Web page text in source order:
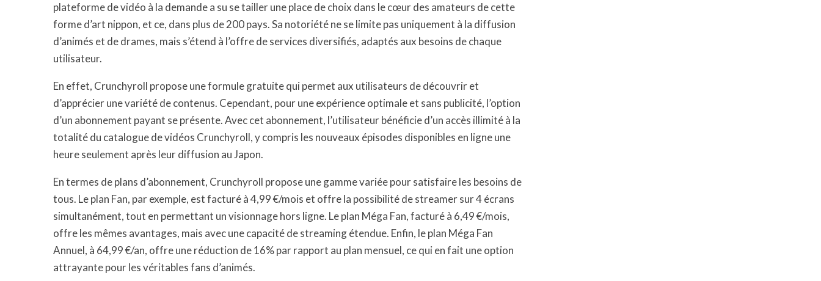
plateforme de vidéo à la demande a su se tailler une place de choix dans le cœur des amateurs de cette
forme d’art nippon, et ce, dans plus de 200 pays. Sa notoriété ne se limite pas uniquement à la diffusion
d’animés et de drames, mais s’étend à l’offre de services diversifiés, adaptés aux besoins de chaque
utilisateur.
En effet, Crunchyroll propose une formule gratuite qui permet aux utilisateurs de découvrir et
d’apprécier une variété de contenus. Cependant, pour une expérience optimale et sans publicité, l’option
d’un abonnement payant se présente. Avec cet abonnement, l’utilisateur bénéficie d’un accès illimité à la
totalité du catalogue de vidéos Crunchyroll, y compris les nouveaux épisodes disponibles en ligne une
heure seulement après leur diffusion au Japon.
En termes de plans d’abonnement, Crunchyroll propose une gamme variée pour satisfaire les besoins de
tous. Le plan Fan, par exemple, est facturé à 4,99 €/mois et offre la possibilité de streamer sur 4 écrans
simultanément, tout en permettant un visionnage hors ligne. Le plan Méga Fan, facturé à 6,49 €/mois,
offre les mêmes avantages, mais avec une capacité de streaming étendue. Enfin, le plan Méga Fan
Annuel, à 64,99 €/an, offre une réduction de 16% par rapport au plan mensuel, ce qui en fait une option
attrayante pour les véritables fans d’animés.